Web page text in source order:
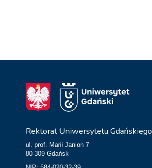
Rektorat Uniwersytetu Gdańskiego
ul. prof. Marii Janion 7
80-309 Gdańsk